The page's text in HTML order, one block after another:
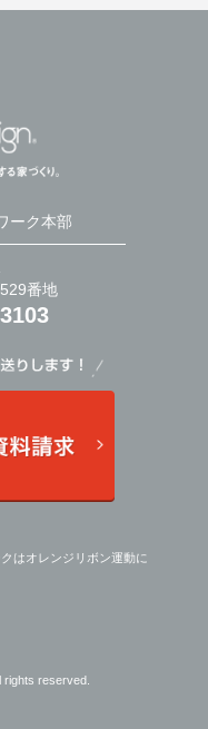
ーク本部
番地
はオレンジリボン運動に
rights reserved.